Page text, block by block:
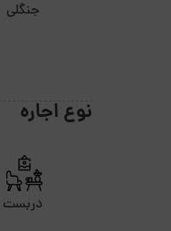
جنگلی
نوع اجاره
دربست